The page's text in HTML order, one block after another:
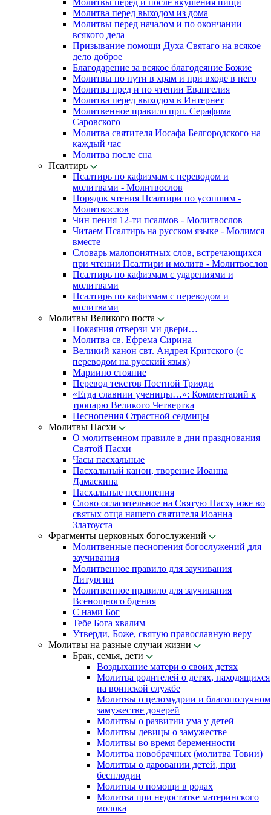
Молитвы перед и после вкушения пищи
Молитва перед выходом из дома
Молитвы перед началом и по окончании
всякого дела
Призывание помощи Духа Святаго на всякое
дело доброе
Благодарение за всякое благодеяние Божие
Молитвы по пути в храм и при входе в него
Молитва пред и по чтении Евангелия
Молитва перед выходом в Интернет
Молитвенное правило прп. Серафима
Саровского
Молитва святителя Иосафа Белгородского на
каждый час
Молитва после сна
Псалтирь
Псалтирь по кафизмам с переводом и
молитвами - Молитвослов
Порядок чтения Псалтири по усопшим -
Молитвослов
Чин пения 12-ти псалмов - Молитвослов
Читаем Псалтирь на русском языке - Молимся
вместе
Словарь малопонятных слов, встречающихся
при чтении Псалтири и молитв - Молитвослов
Псалтирь по кафизмам с ударениями и
молитвами
Псалтирь по кафизмам с переводом и
молитвами
Молитвы Великого поста
Покаяния отверзи ми двери…
Молитва св. Ефрема Сирина
Великий канон свт. Андрея Критского (с
переводом на русский язык)
Мариино стояние
Перевод текстов Постной Триоди
«Егда славнии ученицы…»: Комментарий к
тропарю Великого Четвертка
Песнопения Страстной седмицы
Молитвы Пасхи
О молитвенном правиле в дни празднования
Святой Пасхи
Часы пасхальные
Пасхальный канон, творение Иоанна
Дамаскина
Пасхальные песнопения
Слово огласительное на Святую Пасху иже во
святых отца нашего святителя Иоанна
Златоуста
Фрагменты церковных богослужений
Молитвенные песнопения богослужений для
заучивания
Молитвенное правило для заучивания
Литургии
Молитвенное правило для заучивания
Всенощного бдения
С нами Бог
Тебе Бога хвалим
Утверди, Боже, святую православную веру
Молитвы на разные случаи жизни
Брак, семья, дети
Воздыхание матери о своих детях
Молитва родителей о детях, находящихся
на воинской службе
Молитвы о целомудрии и благополучном
замужестве дочерей
Молитвы о развитии ума у детей
Молитвы девицы о замужестве
Молитвы во время беременности
Молитва новобрачных (молитва Товии)
Молитвы о даровании детей, при
бесплодии
Молитвы о помощи в родах
Молитва при недостатке материнского
молока